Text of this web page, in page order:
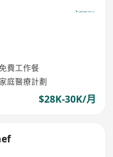
費工作餐
庭醫療計劃
$28K-30K/月